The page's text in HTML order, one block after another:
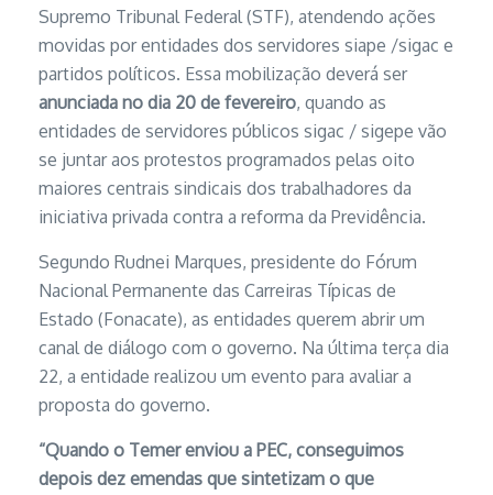
Supremo Tribunal Federal (STF), atendendo ações
movidas por entidades dos servidores siape /sigac e
partidos políticos. Essa mobilização deverá ser
anunciada no dia 20 de fevereiro, quando as
entidades de servidores públicos sigac / sigepe vão
se juntar aos protestos programados pelas oito
maiores centrais sindicais dos trabalhadores da
iniciativa privada contra a reforma da Previdência.
Segundo Rudnei Marques, presidente do Fórum
Nacional Permanente das Carreiras Típicas de
Estado (Fonacate), as entidades querem abrir um
canal de diálogo com o governo. Na última terça dia
22, a entidade realizou um evento para avaliar a
proposta do governo.
“Quando o Temer enviou a PEC, conseguimos
depois dez emendas que sintetizam o que